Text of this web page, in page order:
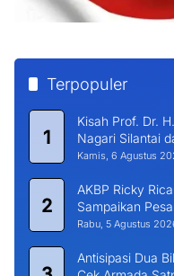
Terpopuler
1
Kisah Prof. Dr.
Nagari Silantai
Universitas
Kamis, 6 Agustus
2
AKBP Ricky
Sampaikan
Rabu, 5 Agustus
Antisipasi Dua